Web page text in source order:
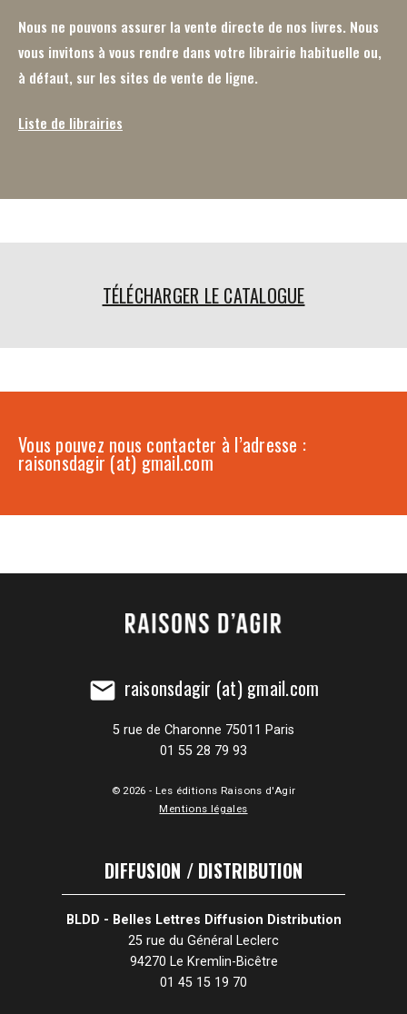
Nous ne pouvons assurer la vente directe de nos livres. Nous
vous invitons à vous rendre dans votre librairie habituelle ou,
à défaut, sur les sites de vente de ligne.
Liste de librairies
TÉLÉCHARGER LE CATALOGUE
Vous pouvez nous contacter à l’adresse :
raisonsdagir (at) gmail.com
mail raisonsdagir (at) gmail.com
5 rue de Charonne 75011 Paris
01 55 28 79 93
© 2026 - Les éditions Raisons d'Agir
Mentions légales
DIFFUSION / DISTRIBUTION
BLDD - Belles Lettres Diffusion Distribution
25 rue du Général Leclerc
94270 Le Kremlin-Bicêtre
01 45 15 19 70